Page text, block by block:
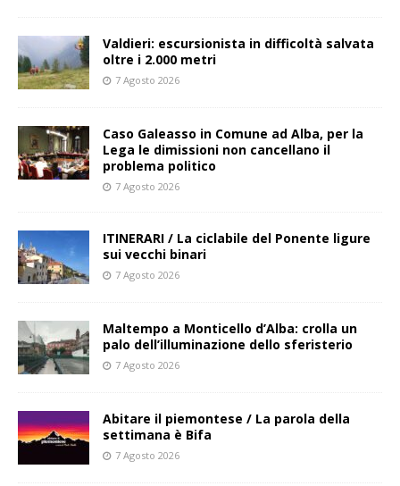
Valdieri: escursionista in difficoltà salvata
oltre i 2.000 metri
7 Agosto 2026
Caso Galeasso in Comune ad Alba, per la
Lega le dimissioni non cancellano il
problema politico
7 Agosto 2026
ITINERARI / La ciclabile del Ponente ligure
sui vecchi binari
7 Agosto 2026
Maltempo a Monticello d’Alba: crolla un
palo dell’illuminazione dello sferisterio
7 Agosto 2026
Abitare il piemontese / La parola della
settimana è Bifa
7 Agosto 2026